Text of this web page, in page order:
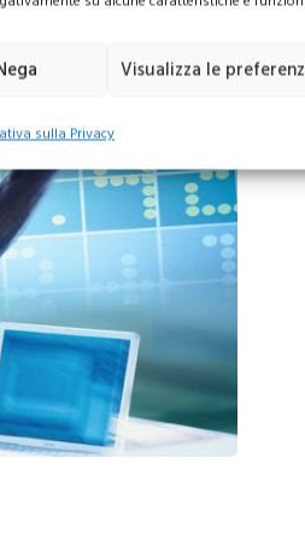
Visualizza le
sulla Privacy